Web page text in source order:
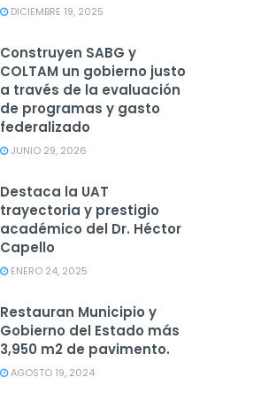
DICIEMBRE 19, 2025
Construyen SABG y
COLTAM un gobierno justo
a través de la evaluación
de programas y gasto
federalizado
JUNIO 29, 2026
Destaca la UAT
trayectoria y prestigio
académico del Dr. Héctor
Capello
ENERO 24, 2025
Restauran Municipio y
Gobierno del Estado más
3,950 m2 de pavimento.
AGOSTO 19, 2024